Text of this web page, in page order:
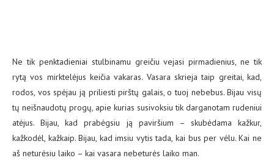
Ne tik penktadieniai stulbinamu greičiu vejasi pirmadienius, ne tik
rytą vos mirktelėjus keičia vakaras. Vasara skrieja taip greitai, kad,
rodos, vos spėjau ją priliesti pirštų galais, o tuoj nebebus. Bijau visų
tų neišnaudotų progų, apie kurias susivoksiu tik darganotam rudeniui
atėjus. Bijau, kad prabėgsiu ją paviršium – skubėdama kažkur,
kažkodėl, kažkaip. Bijau, kad imsiu vytis tada, kai bus per vėlu. Kai ne
aš neturėsiu laiko – kai vasara nebeturės laiko man.